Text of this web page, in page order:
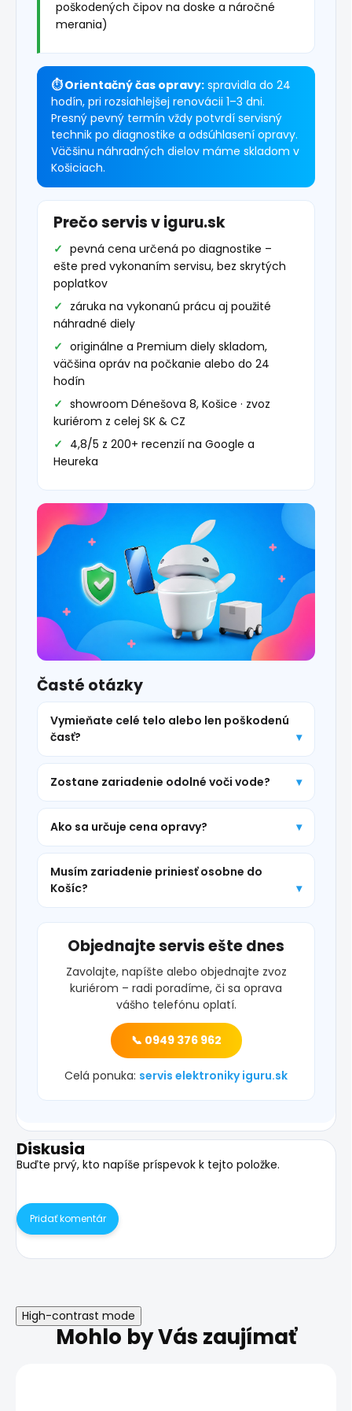
poškodených čipov na doske a náročné
merania)
⏱ Orientačný čas opravy: spravidla do 24
hodín, pri rozsiahlejšej renovácii 1–3 dni.
Presný pevný termín vždy potvrdí servisný
technik po diagnostike a odsúhlasení opravy.
Väčšinu náhradných dielov máme skladom v
Košiciach.
Prečo servis v iguru.sk
pevná cena určená po diagnostike –
ešte pred vykonaním servisu, bez skrytých
poplatkov
záruka na vykonanú prácu aj použité
náhradné diely
originálne a Premium diely skladom,
väčšina opráv na počkanie alebo do 24
hodín
showroom Dénešova 8, Košice · zvoz
kuriérom z celej SK & CZ
4,8/5 z 200+ recenzií na Google a
Heureka
Časté otázky
Vymieňate celé telo alebo len poškodenú
časť?
Zostane zariadenie odolné voči vode?
Ako sa určuje cena opravy?
Musím zariadenie priniesť osobne do
Košíc?
Objednajte servis ešte dnes
Zavolajte, napíšte alebo objednajte zvoz
kuriérom – radi poradíme, či sa oprava
vášho telefónu oplatí.
📞 0949 376 962
Celá ponuka: servis elektroniky iguru.sk
Diskusia
Buďte prvý, kto napíše príspevok k tejto položke.
Pridať komentár
High-contrast mode
Mohlo by Vás zaujímať